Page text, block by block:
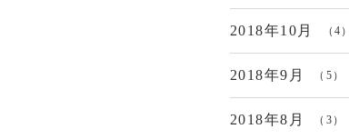
2018年10月 （4）
2018年9月 （5）
2018年8月 （3）